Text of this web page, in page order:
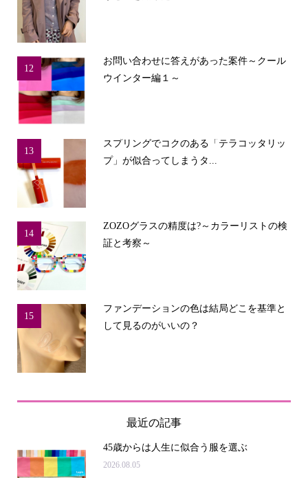
12
お問い合わせに答えがあった案件～クール
ウインター編１～
13
スプリングでコクのある「テラコッタリッ
プ」が似合ってしまうタ...
14
ZOZOグラスの精度は?～カラーリストの検
証と考察～
15
ファンデーションの色は結局どこを基準と
して見るのがいいの？
最近の記事
45歳からは人生に似合う服を選ぶ
2026.08.05